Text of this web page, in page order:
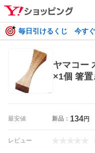
毎日引けるくじ 今す
ヤマコー
×1個 箸置
最安値 新品： 134円
レビュー